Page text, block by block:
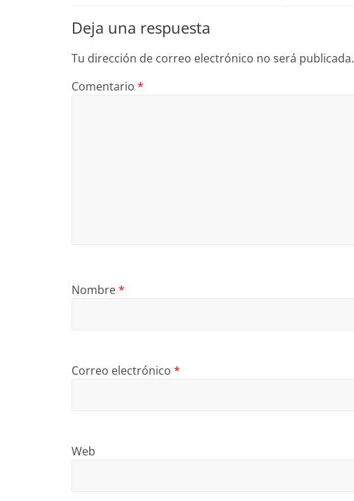
Deja una respuesta
Tu dirección de correo electrónico no será publicada.
Comentario *
Nombre*
Correo electrónico *
Web